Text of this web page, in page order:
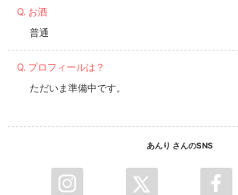
Q. お酒
普通
Q. プロフィールは？
ただいま準備中です。
あんり さんのSNS